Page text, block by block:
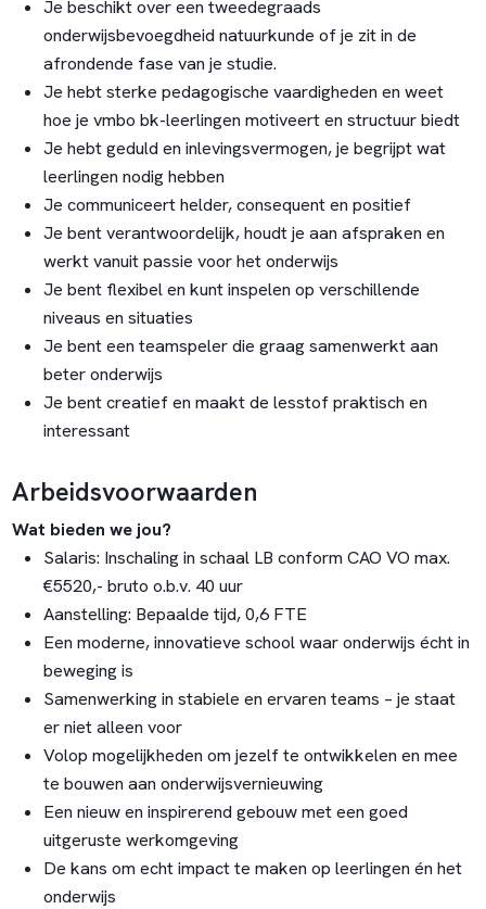
Je beschikt over een tweedegraads
onderwijsbevoegdheid natuurkunde of je zit in de
afrondende fase van je studie.
Je hebt sterke pedagogische vaardigheden en weet
hoe je vmbo bk-leerlingen motiveert en structuur biedt
Je hebt geduld en inlevingsvermogen, je begrijpt wat
leerlingen nodig hebben
Je communiceert helder, consequent en positief
Je bent verantwoordelijk, houdt je aan afspraken en
werkt vanuit passie voor het onderwijs
Je bent flexibel en kunt inspelen op verschillende
niveaus en situaties
Je bent een teamspeler die graag samenwerkt aan
beter onderwijs
Je bent creatief en maakt de lesstof praktisch en
interessant
Arbeidsvoorwaarden
Wat bieden we jou?
Salaris: Inschaling in schaal LB conform CAO VO max.
€5520,- bruto o.b.v. 40 uur
Aanstelling: Bepaalde tijd, 0,6 FTE
Een moderne, innovatieve school waar onderwijs écht in
beweging is
Samenwerking in stabiele en ervaren teams – je staat
er niet alleen voor
Volop mogelijkheden om jezelf te ontwikkelen en mee
te bouwen aan onderwijsvernieuwing
Een nieuw en inspirerend gebouw met een goed
uitgeruste werkomgeving
De kans om echt impact te maken op leerlingen én het
onderwijs